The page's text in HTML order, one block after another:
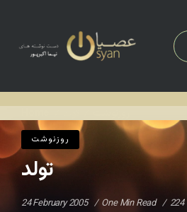
روزنوشت
تولد
24 February 2005 One Min Read